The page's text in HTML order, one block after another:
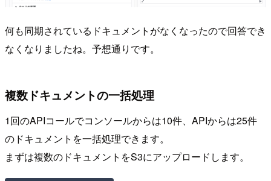
何も同期されているドキュメントがなくなったので回答でき
なくなりましたね。予想通りです。
複数ドキュメントの一括処理
1回のAPIコールでコンソールからは10件、APIからは25件
のドキュメントを一括処理できます。
まずは複数のドキュメントをS3にアップロードします。